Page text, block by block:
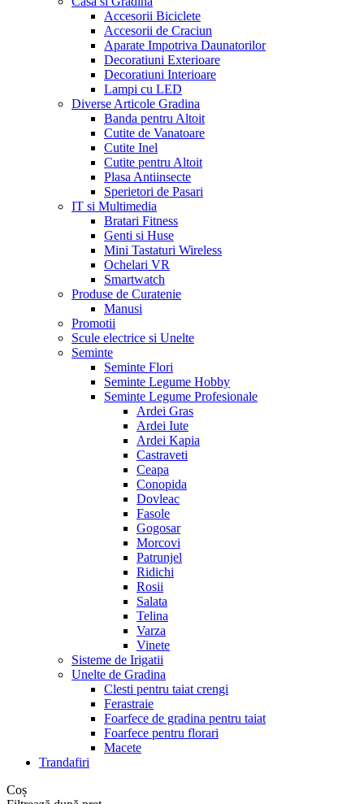
Accesorii Biciclete
Accesorii de Craciun
Aparate Impotriva Daunatorilor
Decoratiuni Exterioare
Decoratiuni Interioare
Lampi cu LED
Diverse Articole Gradina
Banda pentru Altoit
Cutite de Vanatoare
Cutite Inel
Cutite pentru Altoit
Plasa Antiinsecte
Sperietori de Pasari
IT si Multimedia
Bratari Fitness
Genti si Huse
Mini Tastaturi Wireless
Ochelari VR
Smartwatch
Produse de Curatenie
Manusi
Promotii
Scule electrice si Unelte
Seminte
Seminte Flori
Seminte Legume Hobby
Seminte Legume Profesionale
Ardei Gras
Ardei Iute
Ardei Kapia
Castraveti
Ceapa
Conopida
Dovleac
Fasole
Gogosar
Morcovi
Patrunjel
Ridichi
Rosii
Salata
Telina
Varza
Vinete
Sisteme de Irigatii
Unelte de Gradina
Clesti pentru taiat crengi
Ferastraie
Foarfece de gradina pentru taiat
Foarfece pentru florari
Macete
Trandafiri
Coș